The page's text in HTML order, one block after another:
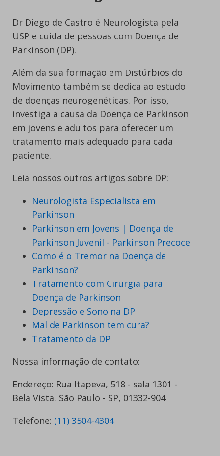
Dr Diego de Castro é Neurologista pela
USP e cuida de pessoas com Doença de
Parkinson (DP).
Além da sua formação em Distúrbios do
Movimento também se dedica ao estudo
de doenças neurogenéticas. Por isso,
investiga a causa da Doença de Parkinson
em jovens e adultos para oferecer um
tratamento mais adequado para cada
paciente.
Leia nossos outros artigos sobre DP:
Neurologista Especialista em
Parkinson
Parkinson em Jovens | Doença de
Parkinson Juvenil - Parkinson Precoce
Como é o Tremor na Doença de
Parkinson?
Tratamento com Cirurgia para
Doença de Parkinson
Depressão e Sono na DP
Mal de Parkinson tem cura?
Tratamento da DP
Nossa informação de contato:
Endereço: Rua Itapeva, 518 - sala 1301 -
Bela Vista, São Paulo - SP, 01332-904
Telefone: (11) 3504-4304